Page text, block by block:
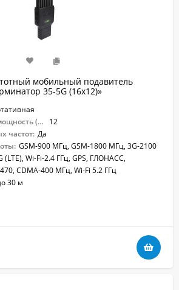
мобильный подавитель
35-5G (16х12)»
Общая выходная мощность (Вт):
12
частот: Да
GSM-900 МГц, GSM-1800 МГц, 3G-2100
Wi-Fi-2.4 ГГц, GPS, ГЛОНАСС,
CDMA-400 МГц, Wi-Fi 5.2 ГГц
30 м